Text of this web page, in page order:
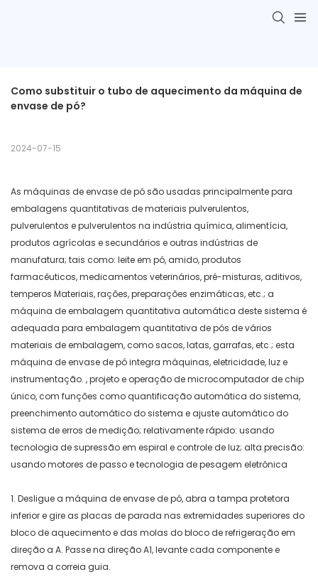
Como substituir o tubo de aquecimento da máquina de
envase de pó?
2024-07-15
As máquinas de envase de pó são usadas principalmente para
embalagens quantitativas de materiais pulverulentos,
pulverulentos e pulverulentos na indústria química, alimentícia,
produtos agrícolas e secundários e outras indústrias de
manufatura; tais como: leite em pó, amido, produtos
farmacêuticos, medicamentos veterinários, pré-misturas, aditivos,
temperos Materiais, rações, preparações enzimáticas, etc.; a
máquina de embalagem quantitativa automática deste sistema é
adequada para embalagem quantitativa de pós de vários
materiais de embalagem, como sacos, latas, garrafas, etc.; esta
máquina de envase de pó integra máquinas, eletricidade, luz e
instrumentação. , projeto e operação de microcomputador de chip
único, com funções como quantificação automática do sistema,
preenchimento automático do sistema e ajuste automático do
sistema de erros de medição; relativamente rápido: usando
tecnologia de supressão em espiral e controle de luz; alta precisão:
usando motores de passo e tecnologia de pesagem eletrônica
1. Desligue a máquina de envase de pó, abra a tampa protetora
inferior e gire as placas de parada nas extremidades superiores do
bloco de aquecimento e das molas do bloco de refrigeração em
direção a A. Passe na direção A1, levante cada componente e
remova a correia guia.